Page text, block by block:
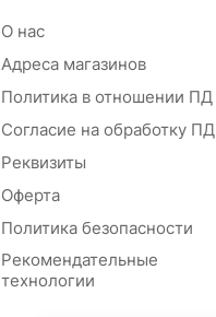
О нас
Адреса магазинов
Политика в отношении ПД
Согласие на обработку ПД
Реквизиты
Оферта
Политика безопасности
Рекомендательные
технологии